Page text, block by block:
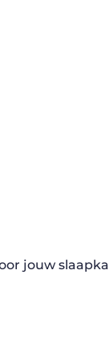
jouw